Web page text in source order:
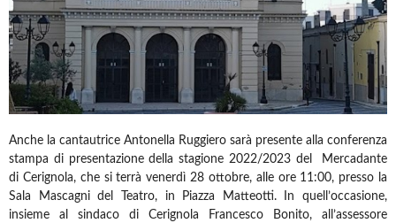
Anche la cantautrice Antonella Ruggiero sarà presente alla conferenza
stampa di presentazione della stagione 2022/2023 del
Mercadante
di Cerignola, che si terrà venerdì 28 ottobre, alle ore 11:00, presso la
Sala Mascagni del Teatro, in Piazza Matteotti. In quell’occasione,
insieme al sindaco di Cerignola Francesco Bonito, all’assessore